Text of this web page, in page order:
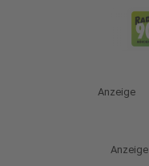
Anzeige
Anzeige